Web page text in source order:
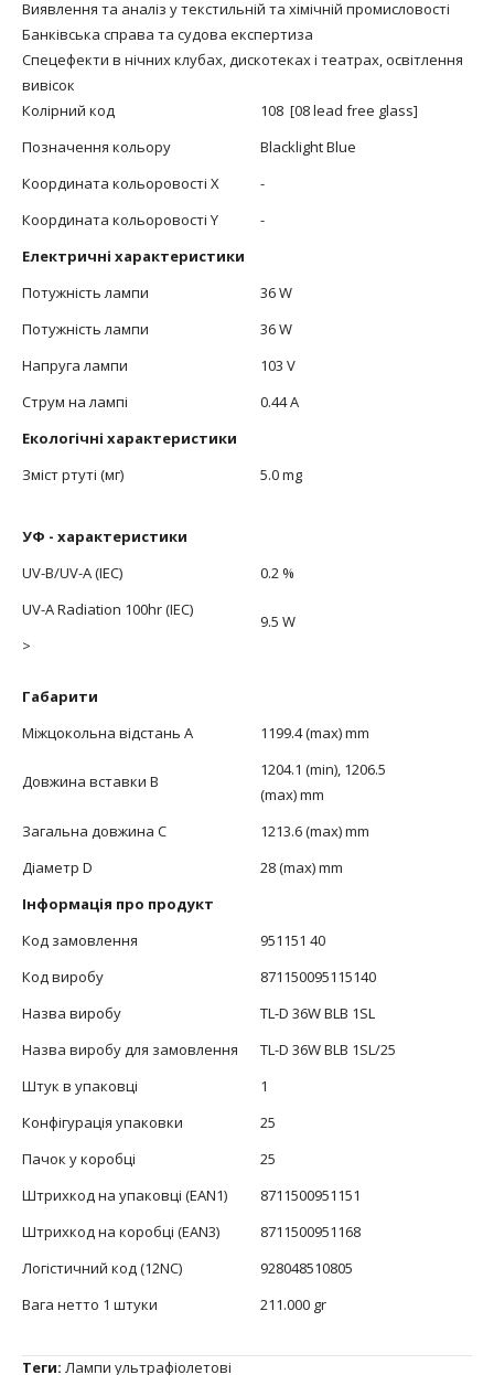
Виявлення та аналіз у текстильній та хімічній промисловості
Банківська справа та судова експертиза
Спецефекти в нічних клубах, дискотеках і театрах, освітлення
вивісок
Колірний код
108 [08 lead free glass]
Позначення кольору
Blacklight Blue
Координата кольоровості X
-
Координата кольоровості Y
-
Електричні характеристики
Потужність лампи
36 W
Потужність лампи
36 W
Напруга лампи
103 V
Струм на лампі
0.44 A
Екологічні характеристики
Зміст ртуті (мг)
5.0 mg
УФ - характеристики
UV-B/UV-A (IEC)
0.2 %
UV-A Radiation 100hr (IEC)
>
9.5 W
Габарити
Міжцокольна відстань А
1199.4 (max) mm
Довжина вставки В
1204.1 (min), 1206.5
(max) mm
Загальна довжина С
1213.6 (max) mm
Діаметр D
28 (max) mm
Інформація про продукт
Код замовлення
951151 40
Код виробу
871150095115140
Назва виробу
TL-D 36W BLB 1SL
Назва виробу для замовлення
TL-D 36W BLB 1SL/25
Штук в упаковці
1
Конфігурація упаковки
25
Пачок у коробці
25
Штрихкод на упаковці (EAN1)
8711500951151
Штрихкод на коробці (EAN3)
8711500951168
Логістичний код (12NC)
928048510805
Вага нетто 1 штуки
211.000 gr
Теги: Лампи ультрафіолетові